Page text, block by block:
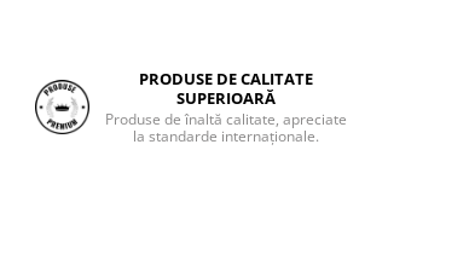
PRODUSE DE CALITATE
SUPERIOARĂ
Produse de înaltă calitate, apreciate
la standarde internaționale.